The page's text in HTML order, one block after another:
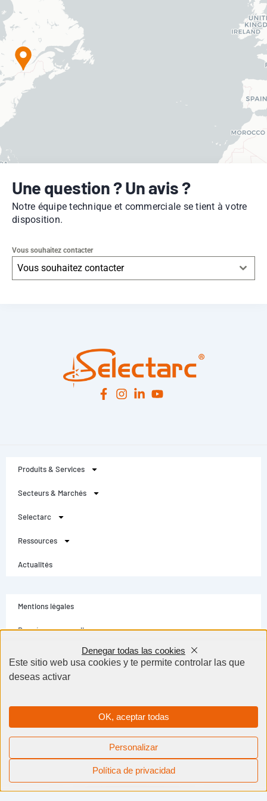
Une question ? Un avis ?
Notre équipe technique et commerciale se tient à votre
disposition.
Vous souhaitez contacter
Vous souhaitez contacter
Besoin d'aide ?
Produits & Services
Secteurs & Marchés
Selectarc
Ressources
Actualités
Mentions légales
Données personnelles
Conditions générales
Contact
Selectarc Group © Tous droits réservés - Création site internet Dijon BWA
Agence
Este sitio web usa cookies y te permite controlar las que
deseas activar
OK, aceptar todas
Denegar todas las cookies
Personalizar
Política de privacidad